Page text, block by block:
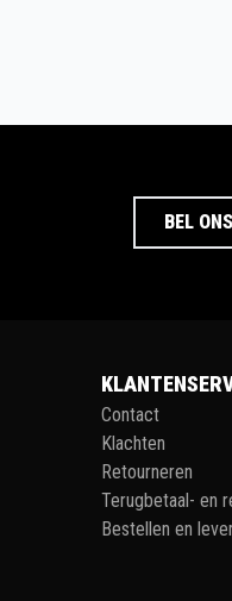
BEL ONS
Contact
Klachten
Retourneren
Terugbetaal- en
Bestellen en